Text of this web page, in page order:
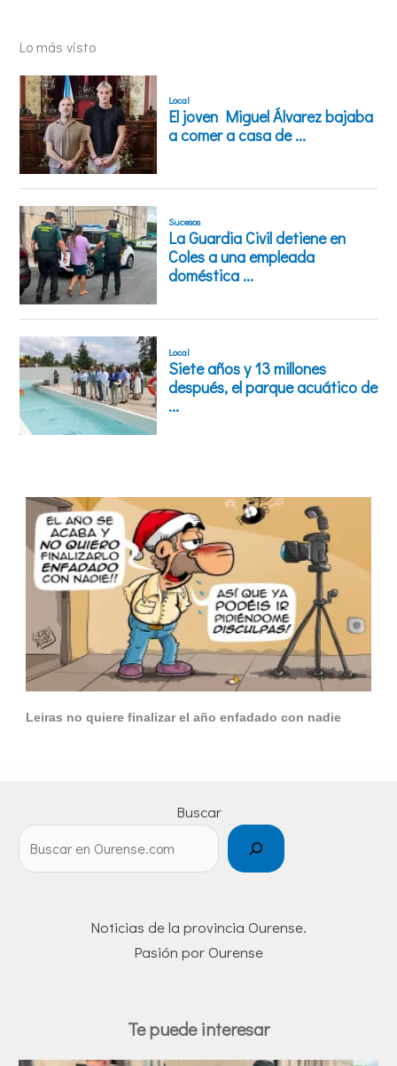
Lo más visto
Leiras no quiere finalizar el año enfadado con nadie
Buscar
Noticias de la provincia Ourense.
Pasión por Ourense
Te puede interesar